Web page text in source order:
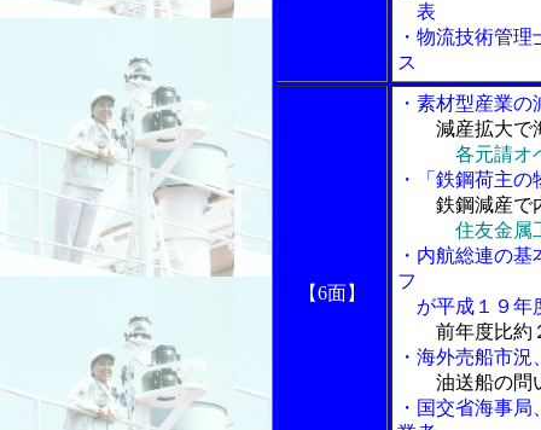
表
・物流技術管
ス
【6面】
・素材型産業
減産拡大で
各元請オ
・「鉄鋼荷主
鉄鋼減産で
住友金属
・内航総連の
フ
が平成１９年
前年度比約
・海外売船市
油送船の問
・国交省海事